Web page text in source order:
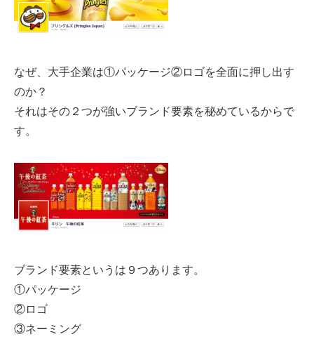
なぜ、大手企業は①パッケージ②ロゴを全面に押し出す
のか？
それはその２つが強いブランド要素を秘めているからで
す。
ブランド要素というは９つあります。
①パッケージ
②ロゴ
③ネーミング